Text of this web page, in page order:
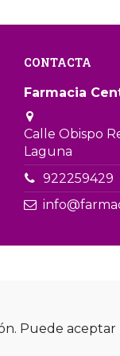
CONTACTA
Farmacia
Calle Obispo
Laguna
922259429
Puede